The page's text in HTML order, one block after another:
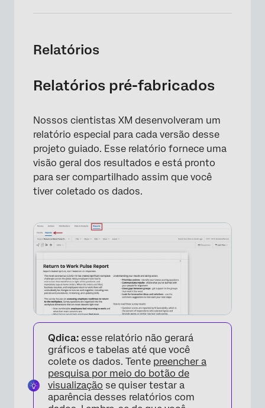
Relatórios
Relatórios pré-fabricados
Nossos cientistas XM desenvolveram um
relatório especial para cada versão desse
projeto guiado. Esse relatório fornece uma
visão geral dos resultados e está pronto
para ser compartilhado assim que você
tiver coletado os dados.
Qdica: esse relatório não gerará
gráficos e tabelas até que você
colete os dados. Tente preencher a
pesquisa por meio do botão de
visualização se quiser testar a
aparência desses relatórios com